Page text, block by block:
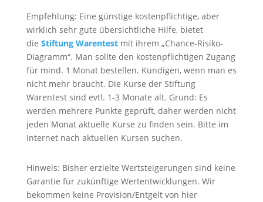
Empfehlung: Eine günstige kostenpflichtige, aber
wirklich sehr gute übersichtliche Hilfe, bietet
die Stiftung Warentestmit ihrem „Chance-Risiko-
Diagramm“. Man sollte den kostenpflichtigen Zugang
für mind. 1 Monat bestellen. Kündigen, wenn man es
nicht mehr braucht. Die Kurse der Stiftung
Warentest sind evtl. 1-3 Monate alt. Grund: Es
werden mehrere Punkte geprüft, daher werden nicht
jeden Monat aktuelle Kurse zu finden sein. Bitte im
Internet nach aktuellen Kursen suchen.
Hinweis: Bisher erzielte Wertsteigerungen sind keine
Garantie für zukünftige Wertentwicklungen. Wir
bekommen keine Provision/Entgelt von hier